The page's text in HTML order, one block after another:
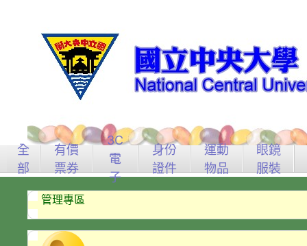
全
部
有價
票券
3C
電
子
身份
證件
運動
物品
眼鏡
服裝
管理專區